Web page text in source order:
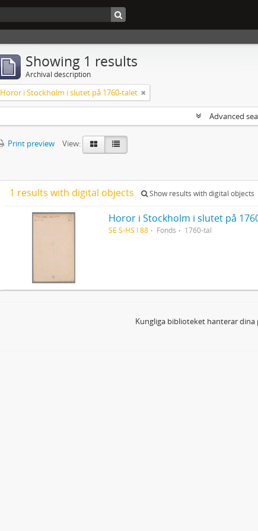
Showing 1 results
Archival description
Horor i Stockholm i slutet på 1760-talet
Advanced
Print preview
View:
1 results with digital objects Show results with digital objects
Horor i Stockholm i slutet på
SE S-HS I 88 Fonds 1760-tal
Kungliga biblioteket hanterar dina